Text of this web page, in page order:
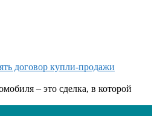
договор купли-продажи
– это сделка, в которой